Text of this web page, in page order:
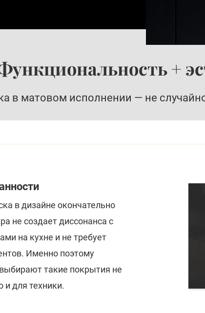
+
в матовом исполнении — не
в дизайне окончательно
не создает диссонанса с
на кухне и не требует
Именно поэтому
такие покрытия не
и для техники.